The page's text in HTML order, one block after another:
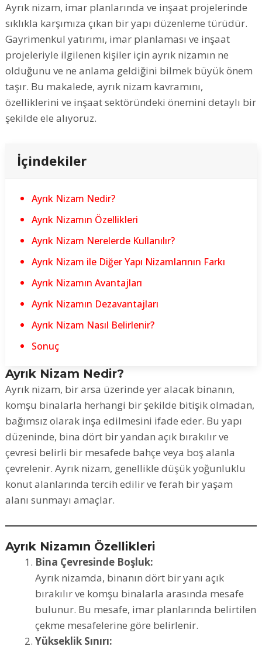
Ayrık nizam, imar planlarında ve inşaat projelerinde
sıklıkla karşımıza çıkan bir yapı düzenleme türüdür.
Gayrimenkul yatırımı, imar planlaması ve inşaat
projeleriyle ilgilenen kişiler için ayrık nizamın ne
olduğunu ve ne anlama geldiğini bilmek büyük önem
taşır. Bu makalede, ayrık nizam kavramını,
özelliklerini ve inşaat sektöründeki önemini detaylı bir
şekilde ele alıyoruz.
İçindekiler
Ayrık Nizam Nedir?
Ayrık Nizamın Özellikleri
Ayrık Nizam Nerelerde Kullanılır?
Ayrık Nizam ile Diğer Yapı Nizamlarının Farkı
Ayrık Nizamın Avantajları
Ayrık Nizamın Dezavantajları
Ayrık Nizam Nasıl Belirlenir?
Sonuç
Ayrık Nizam Nedir?
Ayrık nizam, bir arsa üzerinde yer alacak binanın,
komşu binalarla herhangi bir şekilde bitişik olmadan,
bağımsız olarak inşa edilmesini ifade eder. Bu yapı
düzeninde, bina dört bir yandan açık bırakılır ve
çevresi belirli bir mesafede bahçe veya boş alanla
çevrelenir. Ayrık nizam, genellikle düşük yoğunluklu
konut alanlarında tercih edilir ve ferah bir yaşam
alanı sunmayı amaçlar.
Ayrık Nizamın Özellikleri
Bina Çevresinde Boşluk:
Ayrık nizamda, binanın dört bir yanı açık
bırakılır ve komşu binalarla arasında mesafe
bulunur. Bu mesafe, imar planlarında belirtilen
çekme mesafelerine göre belirlenir.
Yükseklik Sınırı: